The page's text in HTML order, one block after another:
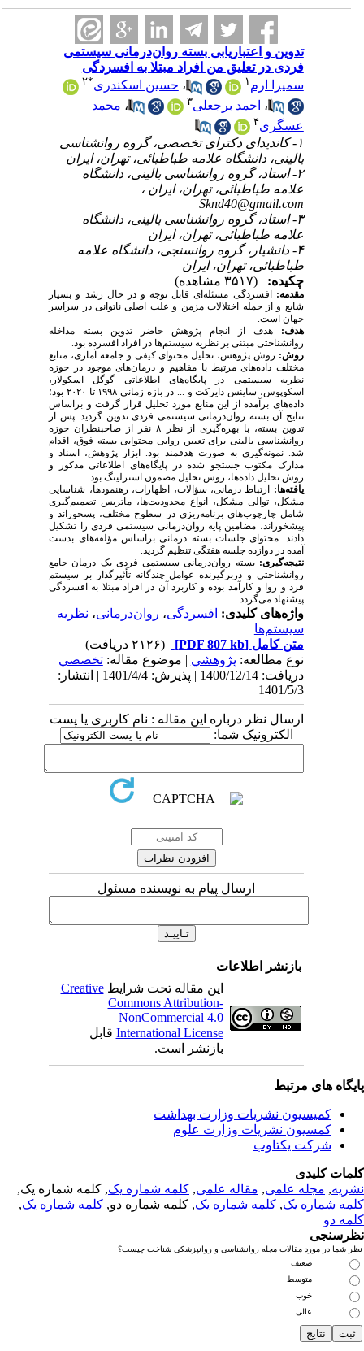
تدوین و اعتباریابی بسته روان‌درمانی سیستمی
فردی در تعلیق من افراد مبتلا به افسردگی
سمیرا ارم
،حسین اسکندری* ۲
،احمد برجعلی ،محمد
عسگری
۱- کاندیدای دکترای تخصصی، گروه روانشناسی
بالینی، دانشگاه علامه طباطبائی، تهران، ایران
۲- استاد، گروه روانشناسی بالینی، دانشگاه
علامه طباطبائی، تهران، ایران ،
Sknd40@gmail.com
۳- استاد، گروه روانشناسی بالینی، دانشگاه
علامه طباطبائی، تهران، ایران
۴- دانشیار، گروه روانسنجی، دانشگاه علامه
طباطبائی، تهران، ایران
چکیده:
مقدمه:افسردگی مسئله‌­ای قابل توجه و در حال رشد و بسیار
شایع و از جمله اختلالات مزمن و علت اصلی ناتوانی در سراسر
جهان است.
هدف:هدف از انجام پژوهش حاضر تدوین بسته مداخله
روانشناختی مبتنی بر نظریه سیستم­‌ها در افراد افسرده بود.
روش:روش پژوهش، تحلیل محتوای کیفی و جامعه آماری، منابع
مختلف داده‌های مرتبط با مفاهیم و درمان‌های موجود در حوزه
نظریه سیستمی در پایگاه‌های اطلاعاتی گوگل اسکولار،
اسکوپوس، ساینس دایرکت و ... در بازه زمانی ۱۹۹۸ تا ۲۰۲۰ بود؛
داده‌­های برآمده از این منابع مورد تحلیل قرار گرفت و براساس
نتایج آن بسته روان­‌درمانی سیستمی فردی تدوین گردید. پس از
تدوین بسته، با بهره­‌گیری از نظر ۸ نفر از صاحبنظران حوزه
روانشناسی بالینی برای تعیین روایی محتوایی بسته فوق، اقدام
شد. نمونه‌گیری به صورت هدفمند بود. ابزار پژوهش، اسناد و
مدارک مکتوب جستجو شده در پایگاه‌­های اطلاعاتی مذکور و
روش تحلیل داده­‌ها، روش تحلیل مضمون استرلینگ بود.
یافته­‌ها:ارتباط درمانی، سؤالات، اظهارات، رهنمودها، شناسایی
مشکل، توالی مشکل، انواع محدودیت‌ها، ماتریس تصمیم‌گیری
شامل چارچوب‌های برنامه­‌ریزی در سطوح مختلف، پسخوراند و
پیشخوراند، مضامین پایه روان‌درمانی سیستمی فردی را تشکیل
دادند. محتوای جلسات بسته درمانی براساس مؤلفه‌های بدست
آمده در دوازده جلسه هفتگی تنظیم گردید.
نتیجه‌گیری:بسته روان‌درمانی سیستمی فردی یک درمان جامع
روانشناختی و دربرگیرنده عوامل چندگانه تأثیرگذار بر سیستم
فرد و روا و کارآمد بوده و کاربرد آن در افراد مبتلا به افسردگی
پیشنهاد می‌گردد.
واژه‌های کلیدی:افسردگی،روان­‌درمانی،نظریه
سیستم­‌ها
متن کامل[PDF 807 kb]
نوع مطالعه:پژوهشي| موضوع مقاله:تخصصي
دریافت: 1400/12/14 | پذیرش: 1401/4/4 | انتشار:
1401/5/3
ارسال نظر درباره این مقاله : نام کاربری یا پست
الکترونیک شما:
ارسال پیام به نویسنده مسئول
بازنشر اطلاعات
این مقاله تحت شرایطCreative
Commons Attribution-
NonCommercial 4.0
International Licenseقابل
بازنشر است.
های مرتبط
کمیسیون نشریات وزارت بهداشت
کمسیون نشریات وزارت علوم
شرکت یکتاوب
کلیدی
,مجله علمی, مقاله علمی, کلمه شماره یک, کلمه شماره یک,
شماره یک,کلمه شماره یک, کلمه شماره دو,کلمه شماره یک,
دو
شما در مورد مقالات مجله روانشناسی و روانپزشکی شناخت چیست؟
ضعیف
متوسط
خوب
عالی